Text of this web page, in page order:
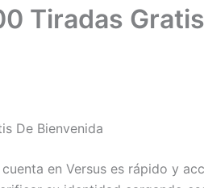
Tiradas
De Bienvenida
en Versus es rápido y